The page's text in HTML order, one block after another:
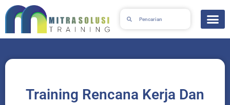
Lewati
ke
Training Rencana Kerja Dan